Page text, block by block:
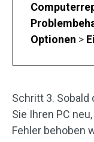
Optionen >
Schritt 3. Sobald
Sie Ihren PC
Fehler behoben